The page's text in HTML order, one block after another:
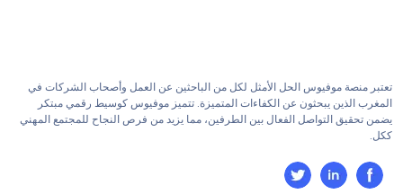
تعتبر منصة موفيوس الحل الأمثل لكل من الباحثين عن العمل وأصحاب الشركات في
المغرب الذين يبحثون عن الكفاءات المتميزة. تتميز موفيوس كوسيط رقمي مبتكر
يضمن تحقيق التواصل الفعال بين الطرفين، مما يزيد من فرص النجاح للمجتمع المهني
ككل.